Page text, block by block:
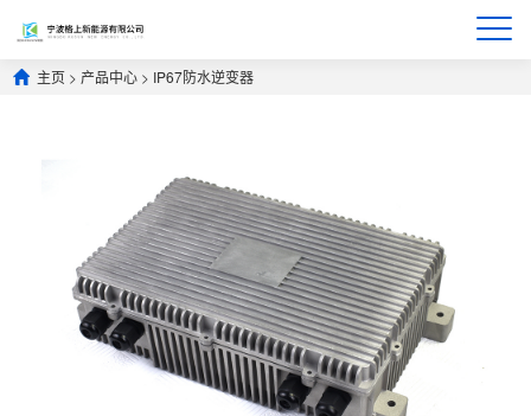
主页 > 产品中心 > IP67防水逆变器